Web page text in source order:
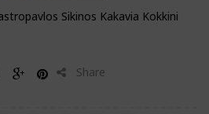
Sikinos Kakavia Kokkini
Share